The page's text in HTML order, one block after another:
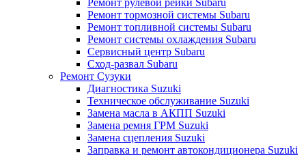
Ремонт рулевой рейки Subaru
Ремонт тормозной системы Subaru
Ремонт топливной системы Subaru
Ремонт системы охлаждения Subaru
Сервисный центр Subaru
Сход-развал Subaru
Ремонт Сузуки
Диагностика Suzuki
Техническое обслуживание Suzuki
Замена масла в АКПП Suzuki
Замена ремня ГРМ Suzuki
Замена сцепления Suzuki
Заправка и ремонт автокондиционера Suzuki